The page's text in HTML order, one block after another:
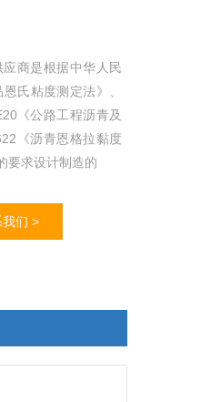
商是根据中华人民
氏粘度测定法》、
《公路工程沥青及
《沥青恩格拉黏度
要求设计制造的
我们 >